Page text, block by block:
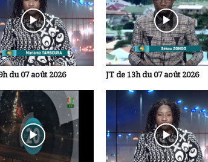
du 07 août 2026 JT de 13h du 07 août 2026